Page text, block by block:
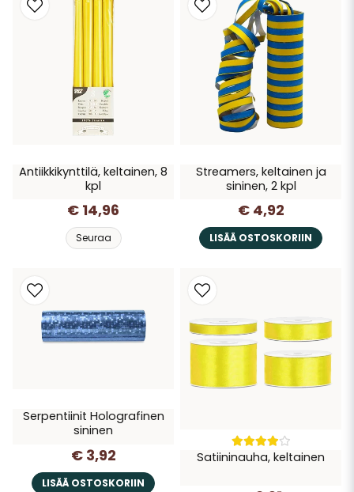
Antiikkikynttilä, keltainen, 8
kpl
€ 14,96
Seuraa
Streamers, keltainen ja
sininen, 2 kpl
€ 4,92
LISÄÄ OSTOSKORIIN
Serpentiinit Holografinen
sininen
€ 3,92
LISÄÄ OSTOSKORIIN
Satiininauha, keltainen